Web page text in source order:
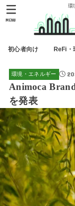
環
初心者向け ReFi・
MENU
環境・エネルギー
Animoca
を発表